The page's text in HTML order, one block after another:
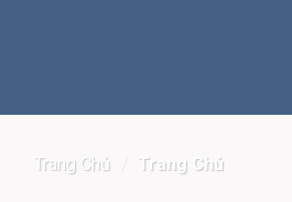
Trang Chủ Trang Chủ